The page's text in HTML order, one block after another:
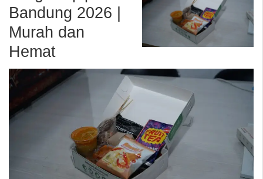
Bandung 2026 |
Murah dan
Hemat